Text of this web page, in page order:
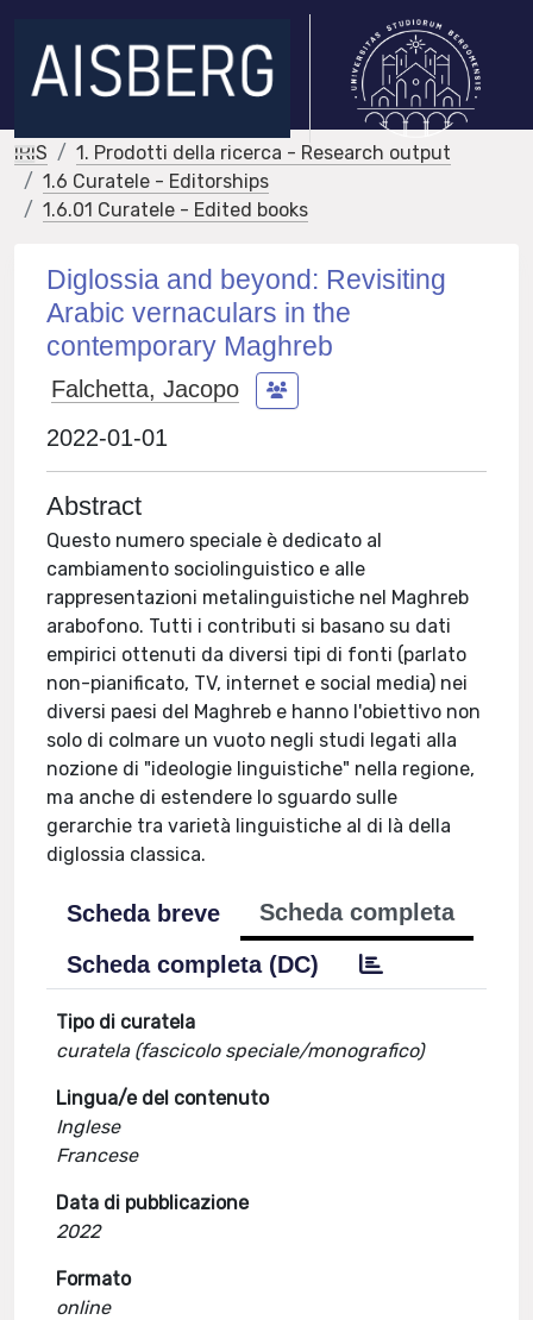
IRIS
1. Prodotti della ricerca - Research output
1.6 Curatele - Editorships
1.6.01 Curatele - Edited books
Diglossia and beyond: Revisiting
Arabic vernaculars in the
contemporary Maghreb
Falchetta, Jacopo
2022-01-01
Abstract
Questo numero speciale è dedicato al
cambiamento sociolinguistico e alle
rappresentazioni metalinguistiche nel Maghreb
arabofono. Tutti i contributi si basano su dati
empirici ottenuti da diversi tipi di fonti (parlato
non-pianificato, TV, internet e social media) nei
diversi paesi del Maghreb e hanno l'obiettivo non
solo di colmare un vuoto negli studi legati alla
nozione di "ideologie linguistiche" nella regione,
ma anche di estendere lo sguardo sulle
gerarchie tra varietà linguistiche al di là della
diglossia classica.
Scheda breve
Scheda completa
Scheda completa (DC)
Tipo di curatela
curatela (fascicolo speciale/monografico)
Lingua/e del contenuto
Inglese
Francese
Data di pubblicazione
2022
Formato
online